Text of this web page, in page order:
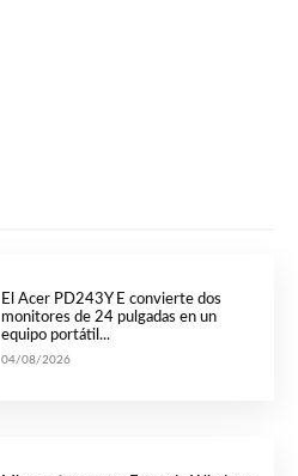
El Acer PD243Y E convierte dos
monitores de 24 pulgadas en un
equipo portátil...
04/08/2026